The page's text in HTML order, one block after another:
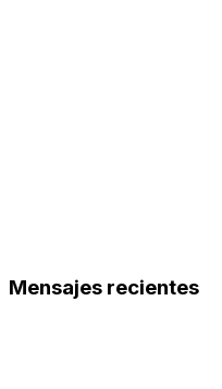
Mensajes recientes